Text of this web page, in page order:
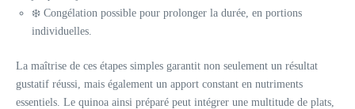
❄️ Congélation possible pour prolonger la durée, en portions
individuelles.
La maîtrise de ces étapes simples garantit non seulement un résultat
gustatif réussi, mais également un apport constant en nutriments
essentiels. Le quinoa ainsi préparé peut intégrer une multitude de plats,